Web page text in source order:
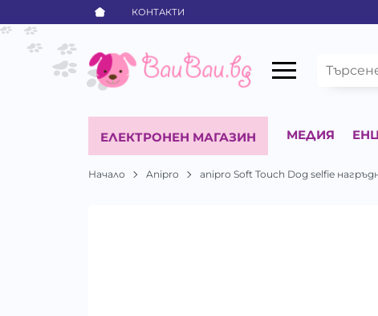
КОНТАКТИ
ЕЛЕКТРОНЕН МАГАЗИН МЕДИЯ
Начало Anipro аnipro Soft Touch Dog selfie